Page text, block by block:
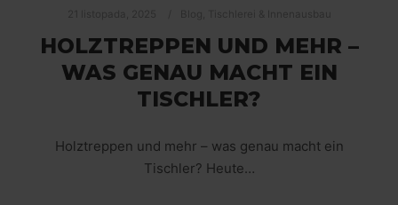
HOLZTREPPEN UND MEHR –
WAS GENAU MACHT EIN
TISCHLER?
Holztreppen und mehr – was genau macht ein
Tischler? Heute…